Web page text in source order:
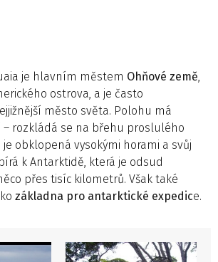
je hlavním městem Ohňové země,
ostrova, a je často
město světa. Polohu má
– rozkládá se na břehu proslulého
je obklopená vysokými horami a svůj
k Antarktidě, která je odsud
přes tisíc kilometrů. Však také
základna pro antarktické expedice.